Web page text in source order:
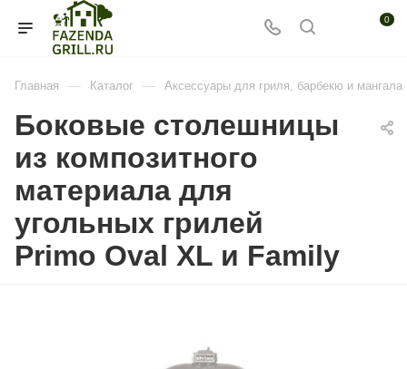
0
Главная — Каталог — Аксессуары для гриля, барбекю и мангала
Боковые столешницы
из композитного
материала для
угольных грилей
Primo Oval XL и Family